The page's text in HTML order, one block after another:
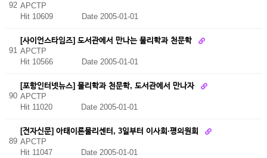
92 APCTP
Hit 10609
Date 2005-01-01
91
[사이언스타임즈] 도서관에서 만나는 물리학과 천문학
APCTP
Hit 10566
Date 2005-01-01
90
[포항인터넷뉴스] 물리학과 천문학, 도서관에서 만나자
APCTP
Hit 11020
Date 2005-01-01
89
[전자신문] 아태이론물리센터, 3일부터 이사회·평의원회
APCTP
Hit 11047
Date 2005-01-01